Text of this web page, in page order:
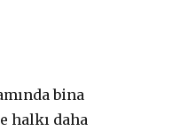
bina
halkı daha